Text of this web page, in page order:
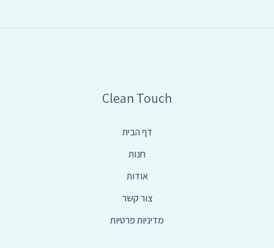
Clean Touch
דף הבית
חנות
אודות
צור קשר
מדיניות פרטיות